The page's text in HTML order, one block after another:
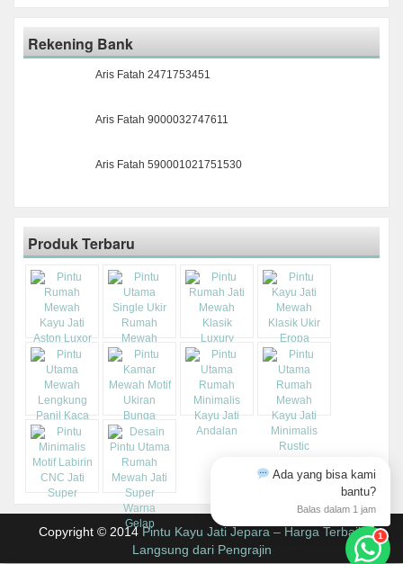
Rekening Bank
Aris Fatah 2471753451
Aris Fatah 9000032747611
Aris Fatah 590001021751530
Produk Terbaru
Copyright © 2014Pintu Kayu Jati Jepara – Harga Terbaik
Langsung dari Pengrajin
Ada yang bisa kami
bantu?
Balas dalam 1 jam
1